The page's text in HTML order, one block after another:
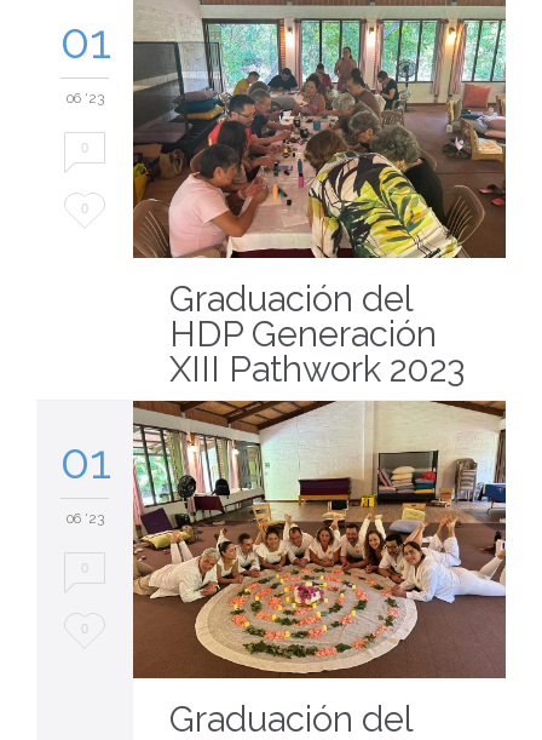
01
06 '23
0
Love
0
Graduación del
HDP Generación
XIII Pathwork 2023
01
06 '23
0
Love
0
Graduación del